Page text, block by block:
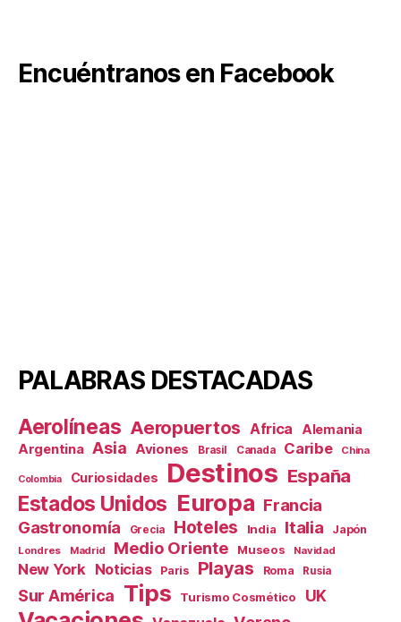
Encuéntranos en Facebook
PALABRAS DESTACADAS
Aerolíneas Aeropuertos Africa Alemania
Argentina Asia Aviones Brasil Canada Caribe China
Colombia Curiosidades Destinos España
Estados Unidos Europa Francia
Gastronomía
Grecia Hoteles India Italia Japón
Londres Madrid Medio Oriente Museos Navidad
New York Noticias Paris Playas Roma Rusia
Sur América Tips Turismo Cosmético UK